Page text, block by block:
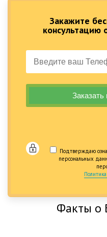
Закажите
консультацию
Подтверждаю
персональных
Факты о